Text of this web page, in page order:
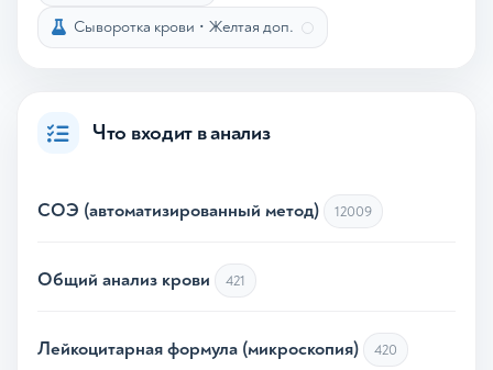
Сыворотка крови • Желтая доп.
Что входит в анализ
СОЭ (автоматизированный метод) 12009
Общий анализ крови 421
Лейкоцитарная формула (микроскопия) 420